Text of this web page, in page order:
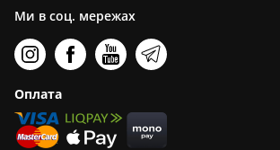
Ми в соц. мережах
Оплата